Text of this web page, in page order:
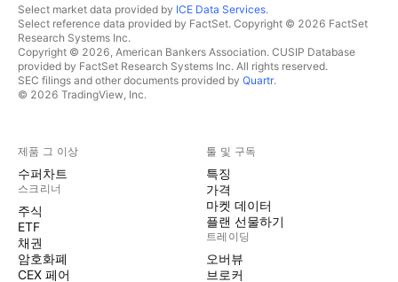
Select market data provided by ICE Data Services.
Select reference data provided by FactSet. Copyright © 2026 FactSet
Research Systems Inc.
Copyright © 2026, American Bankers Association. CUSIP Database
provided by FactSet Research Systems Inc. All rights reserved.
SEC filings and other documents provided by Quartr.
© 2026 TradingView, Inc.
제품 그 이상
수퍼차트
스크리너
주식
ETF
채권
암호화폐
CEX 페어
툴 및 구독
특징
가격
마켓 데이터
플랜 선물하기
트레이딩
오버뷰
브로커